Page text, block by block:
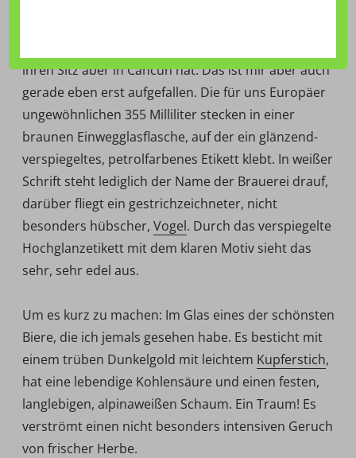
ihren Sitz aber in Cancun hat. Das ist mir aber auch
gerade eben erst aufgefallen. Die für uns Europäer
ungewöhnlichen 355 Milliliter stecken in einer
braunen Einwegglasflasche, auf der ein glänzend-
verspiegeltes, petrolfarbenes Etikett klebt. In weißer
Schrift steht lediglich der Name der Brauerei drauf,
darüber fliegt ein gestrichzeichneter, nicht
besonders hübscher, Vogel. Durch das verspiegelte
Hochglanzetikett mit dem klaren Motiv sieht das
sehr, sehr edel aus.
Um es kurz zu machen: Im Glas eines der schönsten
Biere, die ich jemals gesehen habe. Es besticht mit
einem trüben Dunkelgold mit leichtem Kupferstich,
hat eine lebendige Kohlensäure und einen festen,
langlebigen, alpinaweißen Schaum. Ein Traum! Es
verströmt einen nicht besonders intensiven Geruch
von frischer Herbe.